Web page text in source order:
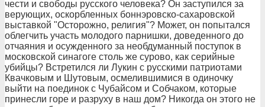
чести и свободы русского человека? Он заступился за
верующих, оскорбленных боннэровско-сахаровской
выставкой "Осторожно, религия"? Может, он попытался
облегчить участь молодого парнишки, доведенного до
отчаяния и осужденного за необдуманный поступок в
московской синагоге столь же сурово, как серийные
убийцы? Встретился ли Лукин с русскими патриотами
Квачковым и Шутовым, осмелившимися в одиночку
выйти на поединок с Чубайсом и Собчаком, которые
принесли горе и разруху в наш дом? Никогда он этого не